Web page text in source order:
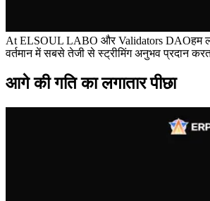
At ELSOUL LABO और Validators DAOहम
वर्तमान में सबसे तेजी से स्ट्रीमिंग अनुभव प्रदान
आगे की गति का लगातार पीछा